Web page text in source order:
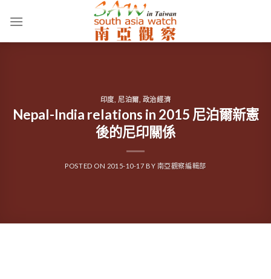
印度 尼泊爾 政治經濟
Nepal-India relations in 2015 尼泊爾新憲
後的尼印關係
POSTED ON 2015-10-17 BY 南亞觀察編輯部